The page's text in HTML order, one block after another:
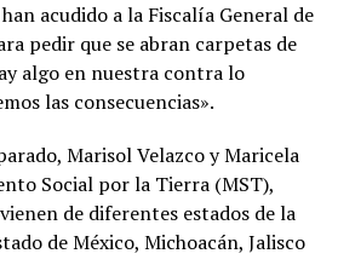
acudido a la Fiscalía General de
pedir que se abran carpetas de
algo en nuestra contra lo
las consecuencias».
Marisol Velazco y Maricela
Social por la Tierra (MST),
de diferentes estados de la
de México, Michoacán, Jalisco